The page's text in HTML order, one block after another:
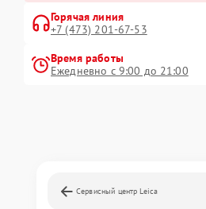
Горячая линия
+7 (473) 201-67-53
Время работы
Ежедневно с 9:00 до 21:00
Сервисный центр Leica